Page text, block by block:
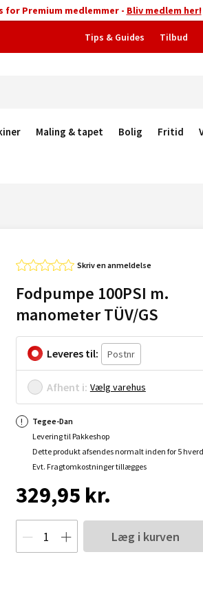
for Premium medlemmer - Bliv medlem her!
Tips & Guides Tilbud
Maling & tapet Bolig Fritid
Skriv en anmeldelse
Fodpumpe 100PSI m.
manometer TÜV/GS
Leveres til:
Afhent i: Vælg varehus
Tegee-Dan
Levering til Pakkeshop
Dette produkt afsendes normalt inden for 5
Evt. Fragtomkostninger tillægges
329,95 kr.
Læg i kurven